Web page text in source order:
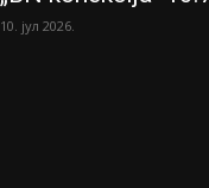
10. јул 2026.